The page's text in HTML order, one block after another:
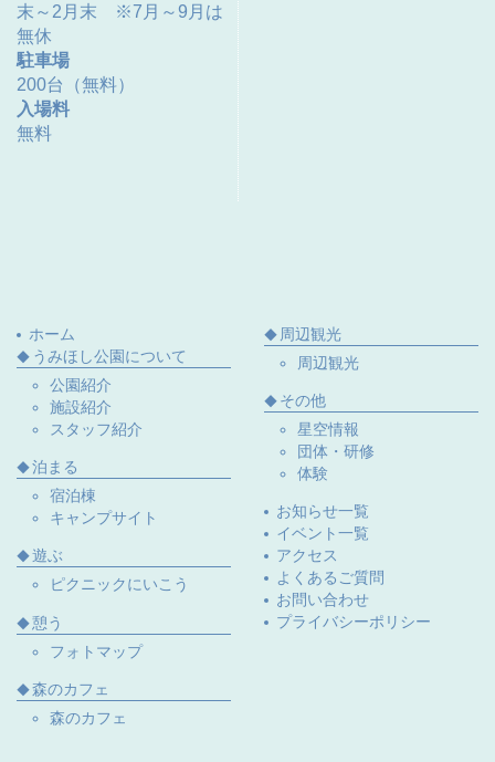
末～2月末 ※7月～9月は
無休
駐車場
200台（無料）
入場料
無料
ホーム
うみほし公園について
公園紹介
施設紹介
スタッフ紹介
泊まる
宿泊棟
キャンプサイト
遊ぶ
ピクニックにいこう
憩う
フォトマップ
森のカフェ
森のカフェ
周辺観光
周辺観光
その他
星空情報
団体・研修
体験
お知らせ一覧
イベント一覧
アクセス
よくあるご質問
お問い合わせ
プライバシーポリシー